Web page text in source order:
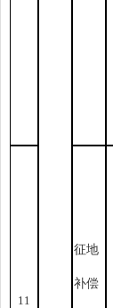
11
征地
补偿